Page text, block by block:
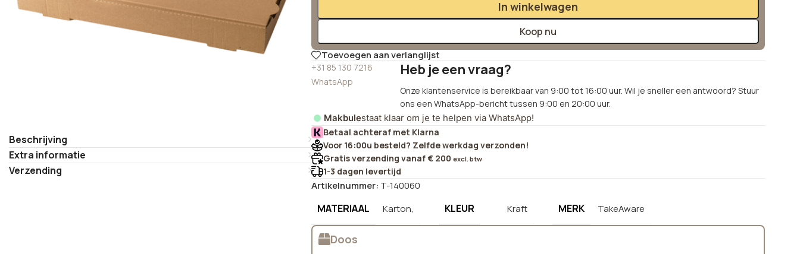
Beschrijving
Extra informatie
Verzending
In winkelwagen
Koop nu
Toevoegen aan verlanglijst
+31 85 130 7216
WhatsApp
Heb je een vraag?
Onze klantenservice is bereikbaar van 9:00 tot 16:00 uur. Wil je sneller een antwoord? Stuur
ons een WhatsApp-bericht tussen 9:00 en 20:00 uur.
Makbulestaat klaar om je te helpen via WhatsApp!
Betaal achteraf met Klarna
Voor 16:00u besteld? Zelfde werkdag verzonden!
Gratis verzending vanaf € 200 excl. btw
1-3 dagen levertijd
Artikelnummer: T-140060
MATERIAAL Karton, KLEUR Kraft MERK TakeAware
Doos